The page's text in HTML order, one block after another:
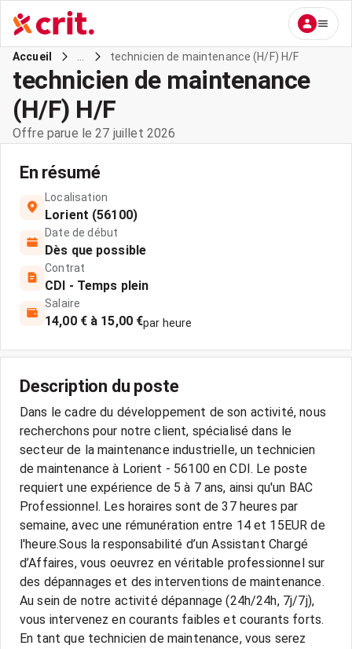
Accueil technicien de maintenance (H/F) H/F
technicien de maintenance
(H/F) H/F
Offre parue le 27 juillet 2026
En résumé
Localisation
Lorient (56100)
Date de début
Dès que possible
Contrat
CDI - Temps plein
Salaire
14,00 € à 15,00 €par heure
Description du poste
Dans le cadre du développement de son activité, nous
recherchons pour notre client, spécialisé dans le
secteur de la maintenance industrielle, un technicien
de maintenance à Lorient - 56100 en CDI. Le poste
requiert une expérience de 5 à 7 ans, ainsi qu'un BAC
Professionnel. Les horaires sont de 37 heures par
semaine, avec une rémunération entre 14 et 15EUR de
l'heure.Sous la responsabilité d’un Assistant Chargé
d’Affaires, vous oeuvrez en véritable professionnel sur
des dépannages et des interventions de maintenance.
Au sein de notre activité dépannage (24h/24h, 7j/7j),
vous intervenez en courants faibles et courants forts.
En tant que technicien de maintenance, vous serez